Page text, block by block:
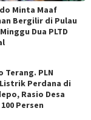
Minta Maaf
Bergilir di Pulau
Dua PLTD
Terang. PLN
Perdana di
Rasio Desa
Persen